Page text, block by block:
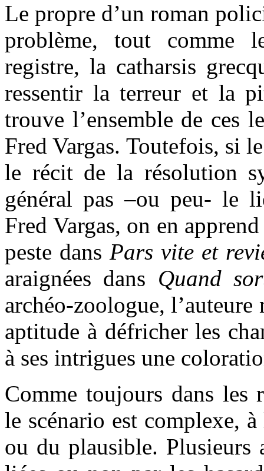
Le propre d’un roman
problème, tout comme
registre, la catharsis
ressentir la terreur et la
trouve l’ensemble de ces
Fred Vargas. Toutefois, si
le récit de la résolution
général pas –ou peu- le
Fred Vargas, on en
peste dans Pars vite et
araignées dans Quand
archéo-zoologue,
aptitude à défricher les
à ses intrigues une
Comme toujours dans les
le scénario est complexe,
ou du plausible. Plusieurs